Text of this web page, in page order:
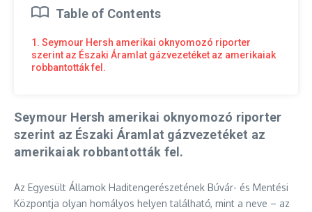
Table of Contents
1. Seymour Hersh amerikai oknyomozó riporter
szerint az Északi Áramlat gázvezetéket az amerikaiak
robbantották fel.
Seymour Hersh amerikai oknyomozó riporter
szerint az Északi Áramlat gázvezetéket az
amerikaiak robbantották fel.
Az Egyesült Államok Haditengerészetének Búvár- és Mentési
Központja olyan homályos helyen található, mint a neve – az